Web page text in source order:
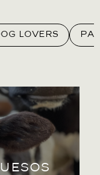
Lovers
en un taller